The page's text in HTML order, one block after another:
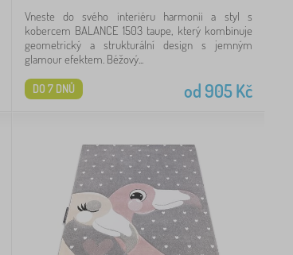
Vneste do svého interiéru harmonii a styl s
kobercem BALANCE 1503 taupe, který kombinuje
geometrický a strukturální design s jemným
glamour efektem. Béžový...
od 905Kč
DO 7 DNŮ